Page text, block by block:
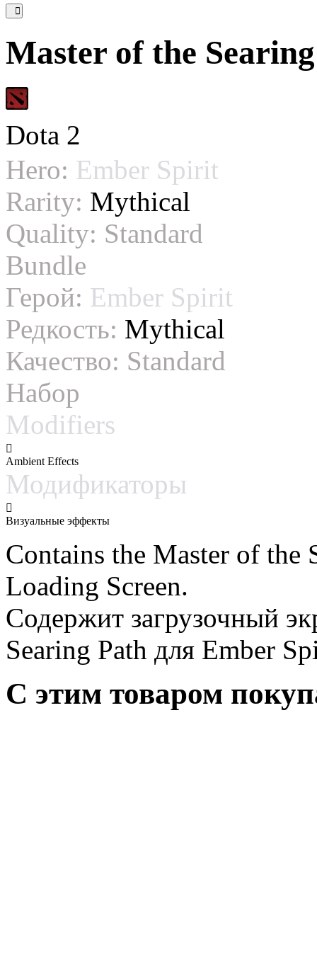
Master of the
Dota 2
Hero: Ember Spirit
Rarity: Mythical
Quality: Standard
Bundle
Герой: Ember Spirit
Редкость: Mythical
Качество: Standard
Набор
Modifiers
Ambient Effects
Модификаторы
Визуальные эффекты
Contains the Master of the
Loading Screen.
Содержит загрузочный
Searing Path для Ember
С этим товаром